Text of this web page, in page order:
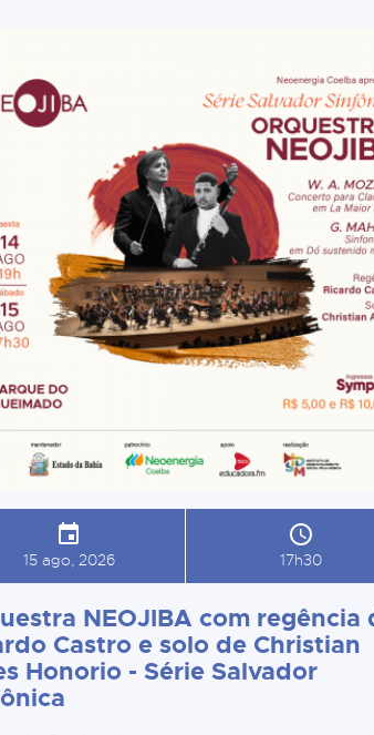
15 ago, 2026 17h30
NEOJIBA com regência
Castro e solo de Christian
Honorio - Série Salvador